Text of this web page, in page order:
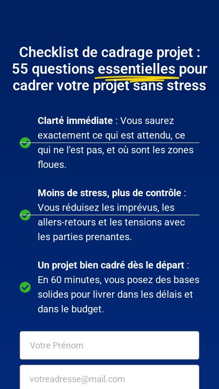
Checklist de cadrage projet :
55 questions essentielles pour
cadrer votre projet sans stress
Clarté immédiate: Vous saurez
exactement ce qui est attendu, ce
qui ne l'est pas, et où sont les zones
floues.
Moins de stress, plus de contrôle:
Vous réduisez les imprévus, les
allers-retours et les tensions avec
les parties prenantes.
Un projet bien cadré dès le départ:
En 60 minutes, vous posez des bases
solides pour livrer dans les délais et
dans le budget.